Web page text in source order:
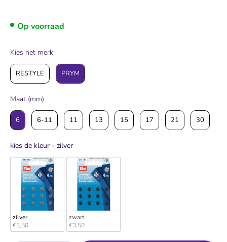
Op voorraad
Kies het merkKies het merk
RESTYLE PRYM
Maat (mm)
6 6-11 11 13 15 17 21 30
kies de kleur - zilverkies de kleur
zilver
€3,50
zwart
€3,50